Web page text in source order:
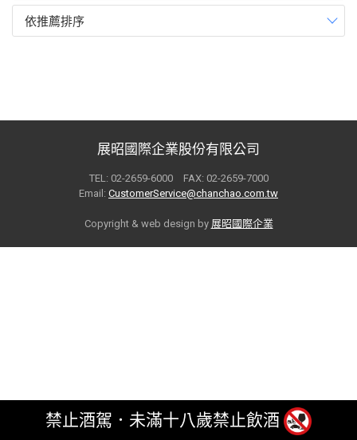
依推薦排序
展昭國際企業股份有限公司
TEL: 02-2659-6000 FAX: 02-2659-7000
Email: CustomerService@chanchao.com.tw
Copyright & web design by 展昭國際企業
禁止酒駕．未滿十八歲禁止飲酒